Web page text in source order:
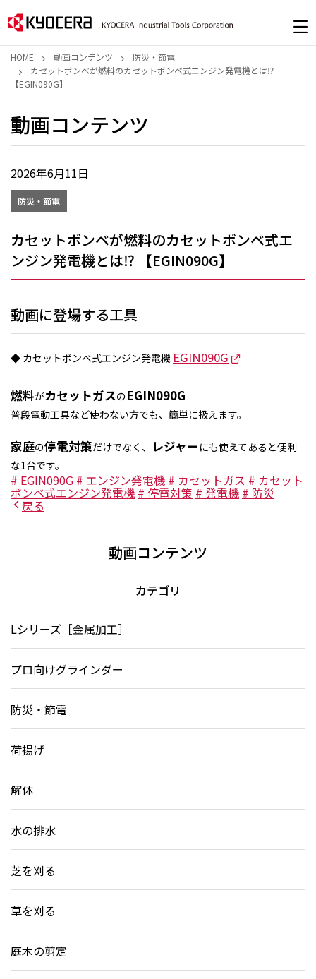
HOME 動画コンテンツ
防災・節電
カセットボンベが燃料のカセットボンベ式エンジン発電機とは⁉
【EGIN090G】
動画コンテンツ
2026年6月11日
防災・節電
カセットボンベが燃料のカセットボンベ式エ
ンジン発電機とは⁉ 【EGIN090G】
動画に登場する工具
◆ カセットボンベ式エンジン発電機 EGIN090G
燃料がカセットガスのEGIN090G
普段電動工具など使わない方でも、簡単に扱えます。
家庭の停電対策だけでなく、 レジャー にも使えてあると便利
な1台です。
# EGIN090G # エンジン発電機 # カセットガス # カセット
ボンベ式エンジン発電機 # 停電対策 # 発電機 # 防災
戻る
動画コンテンツ
カテゴリ
Lシリーズ［金属加工］
プロ向けグラインダー
防災・節電
荷揚げ
解体
水の排水
芝を刈る
草を刈る
庭木の剪定